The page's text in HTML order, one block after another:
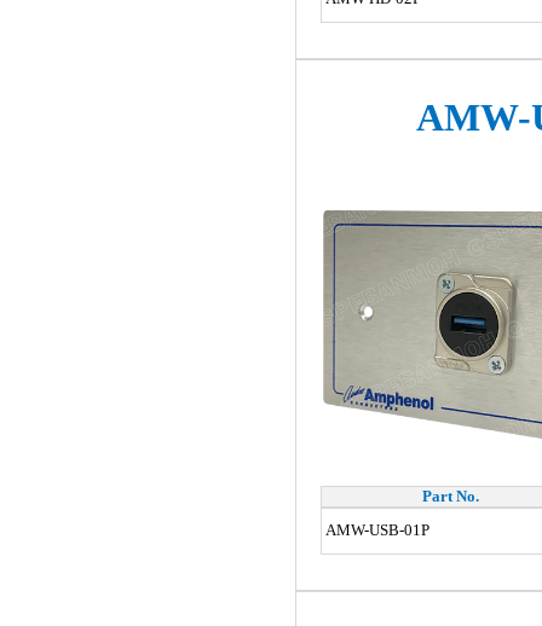
AMW-
Part No.
AMW-USB-01P